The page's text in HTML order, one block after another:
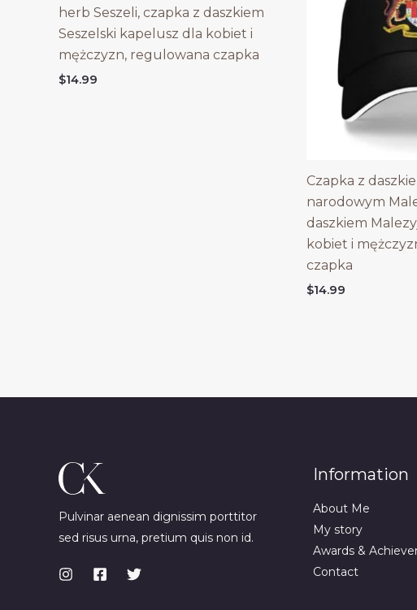
herb Seszeli, czapka z daszkiem
Seszelski kapelusz dla kobiet i
mężczyzn, regulowana czapka
$14.99
Czapka z
narodowym
daszkiem
kobiet i
czapka
$14.99
Pulvinar aenean dignissim porttitor
sed risus urna, pretium quis non id.
Information
About Me
My story
Awards &
Contact